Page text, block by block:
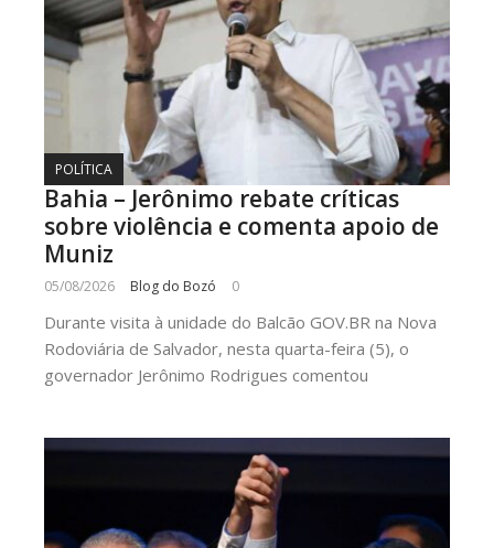
POLÍTICA
Bahia – Jerônimo rebate críticas
sobre violência e comenta apoio de
Muniz
05/08/2026 Blog do Bozó 0
Durante visita à unidade do Balcão GOV.BR na Nova
Rodoviária de Salvador, nesta quarta-feira (5), o
governador Jerônimo Rodrigues comentou